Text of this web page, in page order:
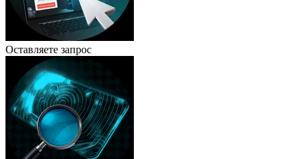
Оставляете запрос